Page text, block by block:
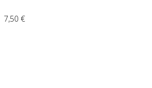
7,50 €